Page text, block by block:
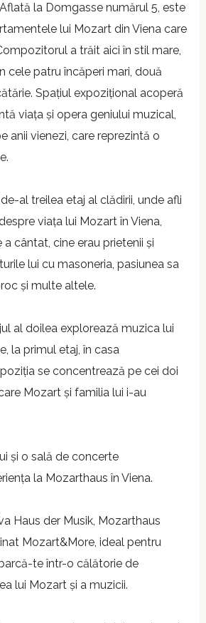
la Domgasse numărul 5, este
lui Mozart din Viena care
a trăit aici în stil mare,
cele patru încăperi mari, două
Spațiul expozițional acoperă
viața și opera geniului muzical,
anii vienezi, care reprezintă o
al treilea etaj al clădirii, unde afli
viața lui Mozart în Viena,
cântat, cine erau prietenii și
lui cu masoneria, pasiunea sa
și multe altele.
al doilea explorează muzica lui
la primul etaj, în casa
se concentrează pe cei doi
Mozart și familia lui i-au
și o sală de concerte
la Mozarthaus în Viena.
Haus der Musik, Mozarthaus
Mozart&More, ideal pentru
te într-o călătorie de
lui Mozart și a muzicii.